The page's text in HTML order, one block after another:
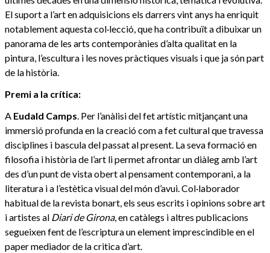
El suport a l’art en adquisicions els darrers vint anys ha enriquit
notablement aquesta col·lecció, que ha contribuït a dibuixar un
panorama de les arts contemporànies d’alta qualitat en la
pintura, l’escultura i les noves pràctiques visuals i que ja són part
de la història.
Premi a la crítica:
A Eudald Camps. Per l’anàlisi del fet artístic mitjançant una
immersió profunda en la creació com a fet cultural que travessa
disciplines i bascula del passat al present. La seva formació en
filosofia i història de l’art li permet afrontar un diàleg amb l’art
des d’un punt de vista obert al pensament contemporani, a la
literatura i a l’estètica visual del món d’avui. Col·laborador
habitual de la revista bonart, els seus escrits i opinions sobre art
i artistes al Diari de Girona, en catàlegs i altres publicacions
segueixen fent de l’escriptura un element imprescindible en el
paper mediador de la critica d’art.